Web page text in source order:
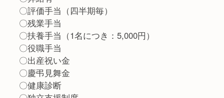
〇評価手当（四半期毎）
〇残業手当
〇扶養手当（1名につき：5,000円）
〇役職手当
〇出産祝い金
〇慶弔見舞金
〇健康診断